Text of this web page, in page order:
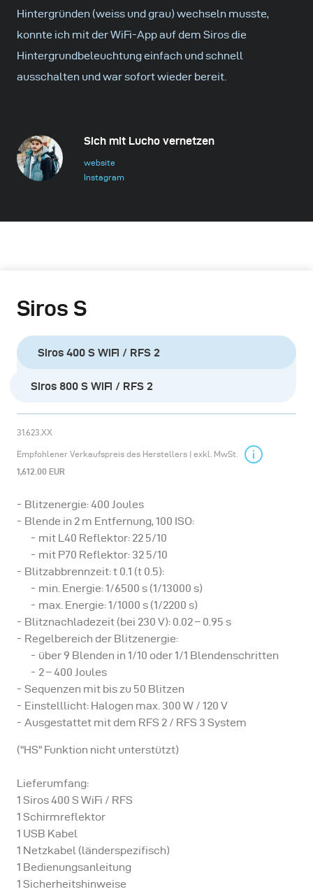
Hintergründen (weiss und grau) wechseln musste,
konnte ich mit der WiFi-App auf dem Siros die
Hintergrundbeleuchtung einfach und schnell
ausschalten und war sofort wieder bereit.
Sich mit Lucho vernetzen
website
Instagram
Siros S
Siros 400 S WiFi / RFS 2
Siros 800 S WiFi / RFS 2
31.623.XX
Empfohlener Verkaufspreis des Herstellers | exkl. MwSt.
1,612.00 EUR
Blitzenergie: 400 Joules
Blende in 2 m Entfernung, 100 ISO:
mit L40 Reflektor: 22 5/10
mit P70 Reflektor: 32 5/10
Blitzabbrennzeit: t 0.1 (t 0.5):
min. Energie: 1/6500 s (1/13000 s)
max. Energie: 1/1000 s (1/2200 s)
Blitznachladezeit (bei 230 V): 0.02 – 0.95 s
Regelbereich der Blitzenergie:
über 9 Blenden in 1/10 oder 1/1 Blendenschritten
2 – 400 Joules
Sequenzen mit bis zu 50 Blitzen
Einstelllicht: Halogen max. 300 W / 120 V
Ausgestattet mit dem RFS 2 / RFS 3 System
("HS" Funktion nicht unterstützt)
Lieferumfang:
1 Siros 400 S WiFi / RFS
1 Schirmreflektor
1 USB Kabel
1 Netzkabel (länderspezifisch)
1 Bedienungsanleitung
1 Sicherheitshinweise